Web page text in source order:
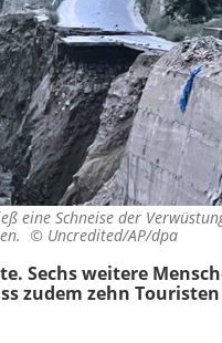
eine Schneise der
© Uncredited/AP/dpa
Sechs weitere
zudem zehn